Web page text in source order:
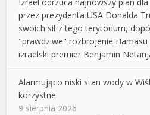
Izrael odrzuca najnowszy plan
przez prezydenta USA Donalda
swoich sił z tego terytorium,
"prawdziwe" rozbrojenie Hamasu
izraelski premier Benjamin
Alarmująco niski stan wody w
korzystne
9 sierpnia 2026